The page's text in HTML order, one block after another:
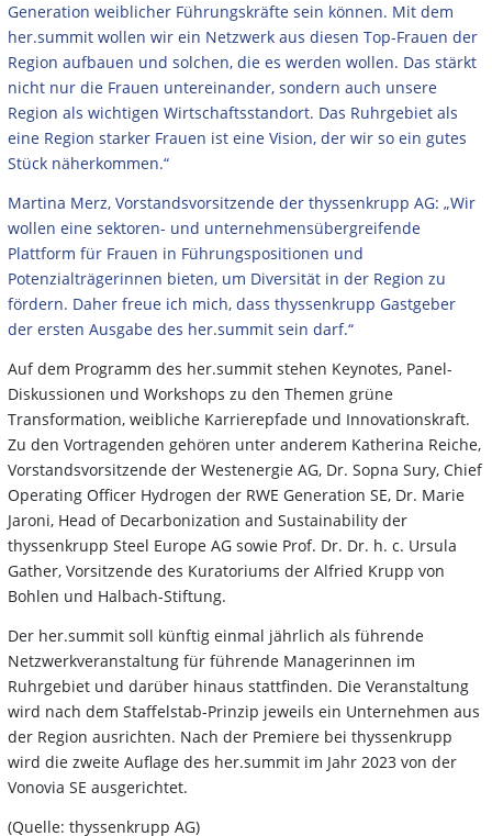
Generation weiblicher Führungskräfte sein können. Mit dem
her.summit wollen wir ein Netzwerk aus diesen Top-Frauen der
Region aufbauen und solchen, die es werden wollen. Das stärkt
nicht nur die Frauen untereinander, sondern auch unsere
Region als wichtigen Wirtschaftsstandort. Das Ruhrgebiet als
eine Region starker Frauen ist eine Vision, der wir so ein gutes
Stück näherkommen.“
Martina Merz, Vorstandsvorsitzende der thyssenkrupp AG: „Wir
wollen eine sektoren- und unternehmensübergreifende
Plattform für Frauen in Führungspositionen und
Potenzialträgerinnen bieten, um Diversität in der Region zu
fördern. Daher freue ich mich, dass thyssenkrupp Gastgeber
der ersten Ausgabe des her.summit sein darf.“
Auf dem Programm des her.summit stehen Keynotes, Panel-
Diskussionen und Workshops zu den Themen grüne
Transformation, weibliche Karrierepfade und Innovationskraft.
Zu den Vortragenden gehören unter anderem Katherina Reiche,
Vorstandsvorsitzende der Westenergie AG, Dr. Sopna Sury, Chief
Operating Officer Hydrogen der RWE Generation SE, Dr. Marie
Jaroni, Head of Decarbonization and Sustainability der
thyssenkrupp Steel Europe AG sowie Prof. Dr. Dr. h. c. Ursula
Gather, Vorsitzende des Kuratoriums der Alfried Krupp von
Bohlen und Halbach-Stiftung.
Der her.summit soll künftig einmal jährlich als führende
Netzwerkveranstaltung für führende Managerinnen im
Ruhrgebiet und darüber hinaus stattfinden. Die Veranstaltung
wird nach dem Staffelstab-Prinzip jeweils ein Unternehmen aus
der Region ausrichten. Nach der Premiere bei thyssenkrupp
wird die zweite Auflage des her.summit im Jahr 2023 von der
Vonovia SE ausgerichtet.
(Quelle: thyssenkrupp AG)